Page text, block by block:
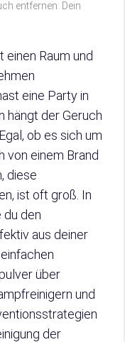
entfernen: Dein
Raum und
eine Party in
hängt der Geruch
ob es sich um
von einem Brand
diese
ist oft groß. In
du den
aus deiner
über
und
der